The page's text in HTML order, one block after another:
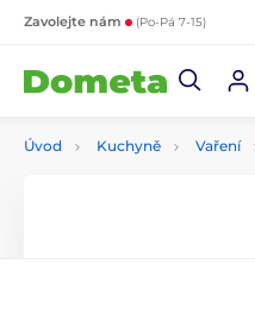
Zavolejte nám (Po-Pá 7-15)
Úvod Kuchyně Vaření